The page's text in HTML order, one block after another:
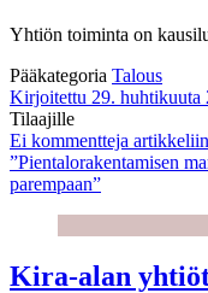
Yhtiön toiminta on
Pääkategoria Talous
Kirjoitettu 29. huhtikuuta
Tilaajille
Ei kommentteja
”Pientalorakentamisen
parempaan”
Kira-alan